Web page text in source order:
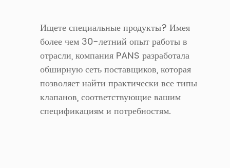
Ищете специальные продукты? Имея
более чем 30-летний опыт работы в
отрасли, компания PANS разработала
обширную сеть поставщиков, которая
позволяет найти практически все типы
клапанов, соответствующие вашим
спецификациям и потребностям.